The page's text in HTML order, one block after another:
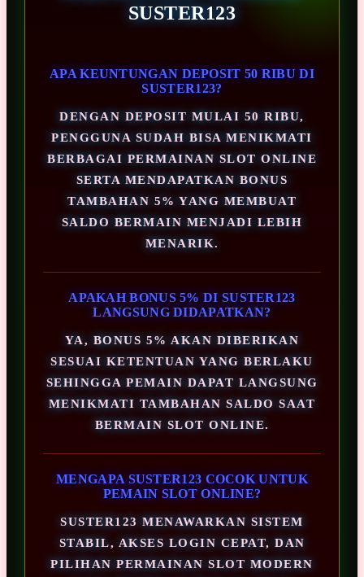
SUSTER123
APA KEUNTUNGAN DEPOSIT 50 RIBU DI
SUSTER123?
DENGAN DEPOSIT MULAI 50 RIBU,
PENGGUNA SUDAH BISA MENIKMATI
BERBAGAI PERMAINAN SLOT ONLINE
SERTA MENDAPATKAN BONUS
TAMBAHAN 5% YANG MEMBUAT
SALDO BERMAIN MENJADI LEBIH
MENARIK.
APAKAH BONUS 5% DI SUSTER123
LANGSUNG DIDAPATKAN?
YA, BONUS 5% AKAN DIBERIKAN
SESUAI KETENTUAN YANG BERLAKU
SEHINGGA PEMAIN DAPAT LANGSUNG
MENIKMATI TAMBAHAN SALDO SAAT
BERMAIN SLOT ONLINE.
MENGAPA SUSTER123 COCOK UNTUK
PEMAIN SLOT ONLINE?
SUSTER123 MENAWARKAN SISTEM
STABIL, AKSES LOGIN CEPAT, DAN
PILIHAN PERMAINAN SLOT MODERN